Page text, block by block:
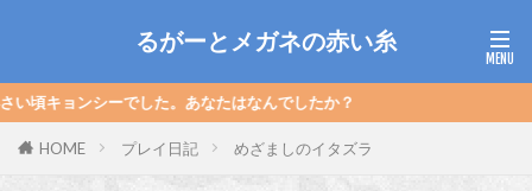
るがーとメガネの赤い糸
ンシーでした。あなたはなんでしたか？
HOME プレイ日記 めざましのイタズラ